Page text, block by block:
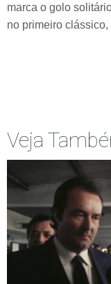
marca o golo
no primeiro
Veja